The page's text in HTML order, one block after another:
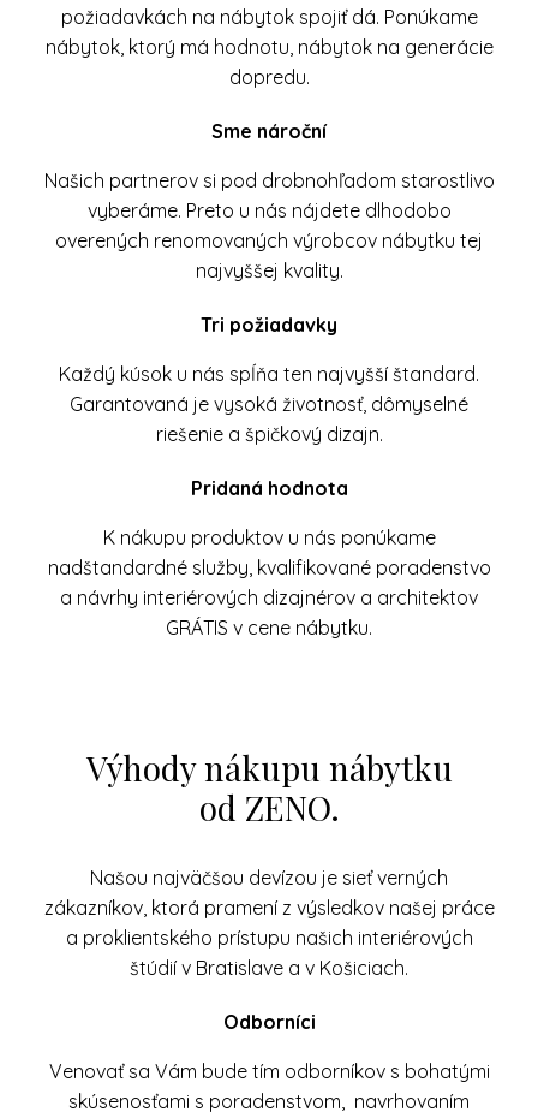
požiadavkách na nábytok spojiť dá. Ponúkame
nábytok, ktorý má hodnotu, nábytok na generácie
dopredu.
Sme nároční
Našich partnerov si pod drobnohľadom starostlivo
vyberáme. Preto u nás nájdete dlhodobo
overených renomovaných výrobcov nábytku tej
najvyššej kvality.
Tri požiadavky
Každý kúsok u nás spĺňa ten najvyšší štandard.
Garantovaná je vysoká životnosť, dômyselné
riešenie a špičkový dizajn.
Pridaná hodnota
K nákupu produktov u nás ponúkame
nadštandardné služby, kvalifikované poradenstvo
a návrhy interiérových dizajnérov a architektov
GRÁTIS v cene nábytku.
Výhody nákupu nábytku
od ZENO.
Našou najväčšou devízou je sieť verných
zákazníkov, ktorá pramení z výsledkov našej práce
a proklientského prístupu našich interiérových
štúdií v Bratislave a v Košiciach.
Odborníci
Venovať sa Vám bude tím odborníkov s bohatými
skúsenosťami s poradenstvom, navrhovaním